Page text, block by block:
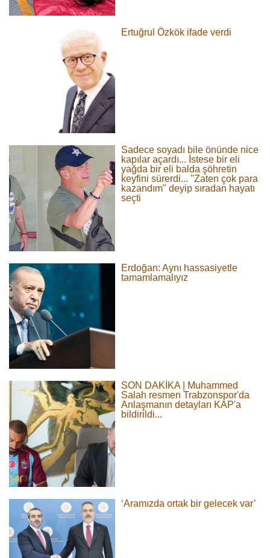
Ertuğrul Özkök ifade verdi
Sadece soyadı bile önünde nice
kapılar açardı... İstese bir eli
yağda bir eli balda şöhretin
keyfini sürerdi... "Zaten çok para
kazandım" deyip sıradan hayatı
seçti
Erdoğan: Aynı hassasiyetle
tamamlamalıyız
SON DAKİKA | Muhammed
Salah resmen Trabzonspor'da
Anlaşmanın detayları KAP'a
bildirildi...
‘Aramızda ortak bir gelecek var’